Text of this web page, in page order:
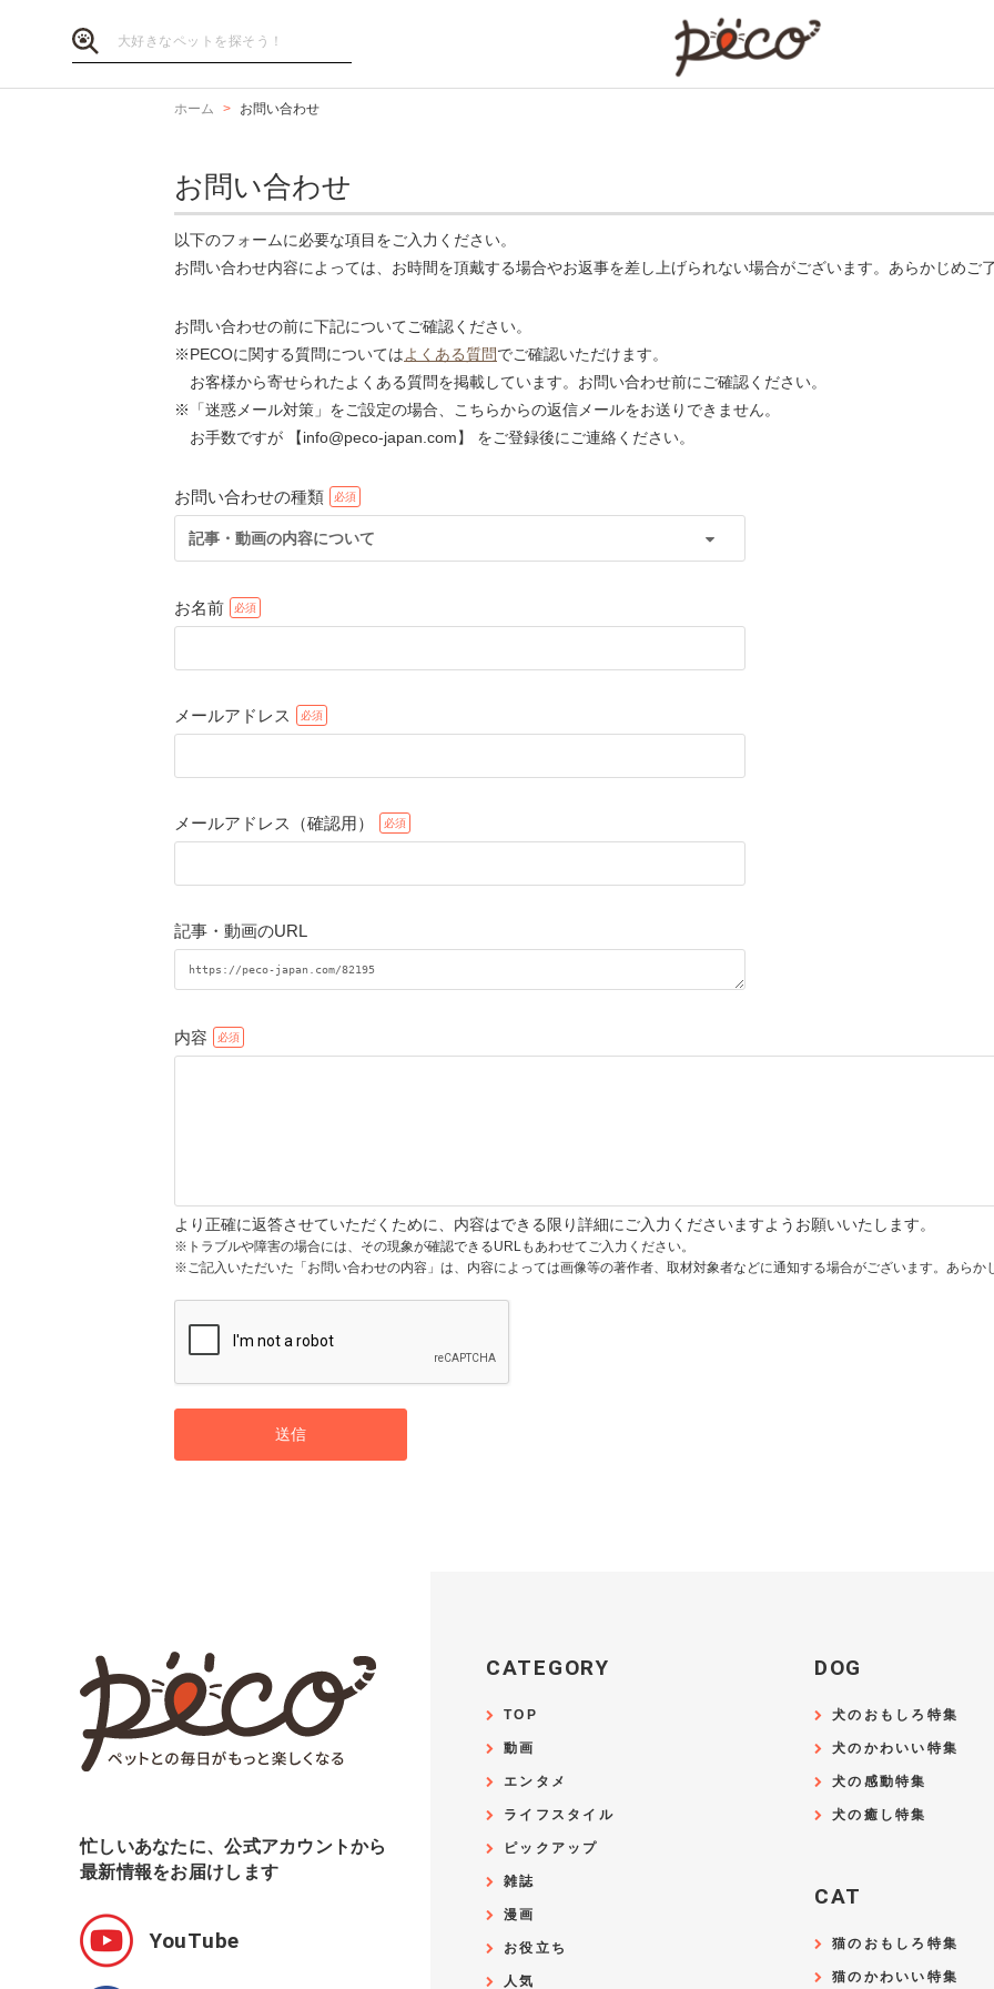
ホーム お問い合わせ
お問い合わせ
以下のフォームに必要な項目をご入力ください。
お問い合わせ内容によっては、お時間を頂戴する場合やお返事を差し上げられない場合がございます。あらかじめご
お問い合わせの前に下記についてご確認ください。
※PECOに関する質問についてはよくある質問でご確認いただけます。
お客様から寄せられたよくある質問を掲載しています。お問い合わせ前にご確認ください。
※「迷惑メール対策」をご設定の場合、こちらからの返信メールをお送りできません。
お手数ですが 【info@peco-japan.com】 をご登録後にご連絡ください。
お問い合わせの種類
記事・動画の内容について
お名前
メールアドレス
メールアドレス（確認用）
記事・動画のURL
内容
より正確に返答させていただくために、内容はできる限り詳細にご入力くださいますようお願いいたします。
※トラブルや障害の場合には、その現象が確認できるURLもあわせてご入力ください。
※ご記入いただいた「お問い合わせの内容」は、内容によっては画像等の著作者、取材対象者などに通知する場合がございます。あらか
送信
忙しいあなたに、公式アカウントから
最新情報をお届けします
YouTube
CATEGORY
TOP
動画
エンタメ
ライフスタイル
ピックアップ
雑誌
漫画
お役立ち
人気
DOG
犬のおもしろ特集
犬のかわいい特集
犬の感動特集
犬の癒し特集
CAT
猫のおもしろ特集
猫のかわいい特集